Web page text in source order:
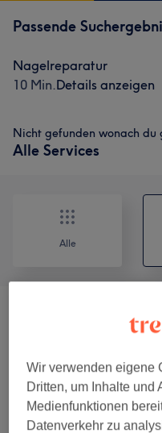
Passende
Nagelreparatur
10 Min.Details anzeigen
Nicht gefunden wonach du
Alle Services
Alle
4)
Maniküre & Pediküre
Maniküre )
Wir verwenden eigene
Dritten, um Inhalte und
Medienfunktionen
Datenverkehr zu